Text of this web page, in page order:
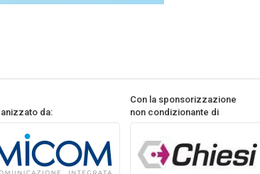
da:
Con la sponsorizzazione
non condizionante di